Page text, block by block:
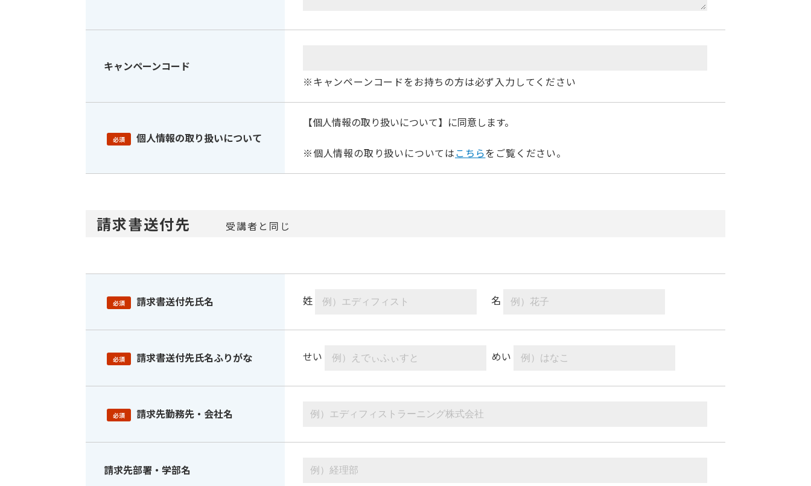
キャンペーンコード
※キャンペーンコードをお持ちの方は必ず入力してください
必須 個人情報の取り扱いについて
【個人情報の取り扱いについて】に同意します。
※個人情報の取り扱いについてはこちらをご覧ください。
請求書送付先 受講者と同じ
必須 請求書送付先氏名 姓 名
必須 請求書送付先氏名ふりがな せい めい
必須 請求先勤務先・会社名
請求先部署・学部名